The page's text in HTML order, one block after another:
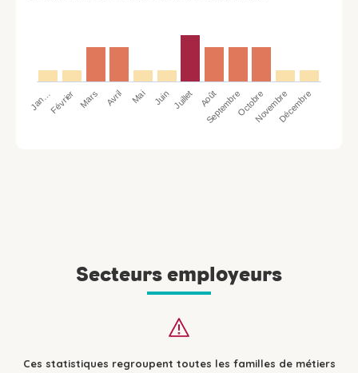
Jan…Février Mars Avril Mai Juin Juillet Août
SeptembreOctobreNovembreDécembre
Secteurs employeurs
Ces statistiques regroupent toutes les familles de métiers